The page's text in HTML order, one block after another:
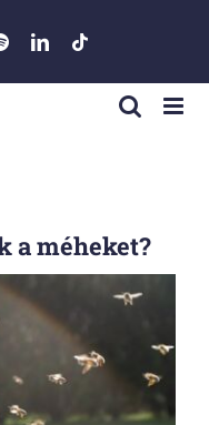
SpotifyLinkedIn
a méheket?